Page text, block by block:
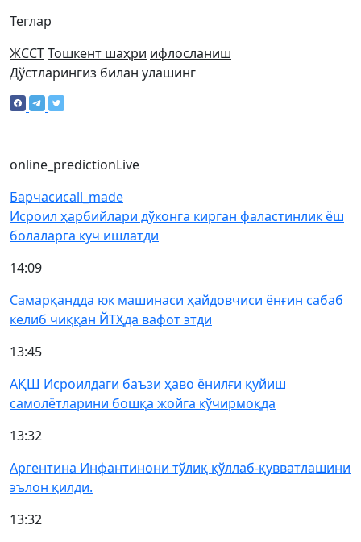
Теглар
ЖССТТошкент шаҳри ифлосланиш
Дўстларингиз билан улашинг
online_predictionLive
Барчасиcall_made
Исроил ҳарбийлари дўконга кирган фаластинлик ёш
болаларга куч ишлатди
14:09
Самарқандда юк машинаси ҳайдовчиси ёнғин сабаб
келиб чиққан ЙТҲда вафот этди
13:45
АҚШ Исроилдаги баъзи ҳаво ёнилғи қуйиш
самолётларини бошқа жойга кўчирмоқда
13:32
Аргентина Инфантинони тўлиқ қўллаб-қувватлашини
эълон қилди.
13:32